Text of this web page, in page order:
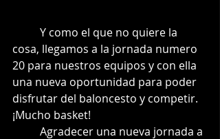
cosa, llegamos a la jornada numero
20 para nuestros equipos y con ella
una nueva oportunidad para poder
disfrutar del baloncesto y competir.
¡Mucho basket!